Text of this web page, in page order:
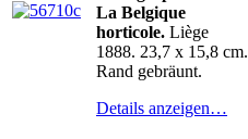
La Belgique
horticole. Liège
1888. 23,7 x 15,8 cm.
Rand gebräunt.
Details anzeigen…